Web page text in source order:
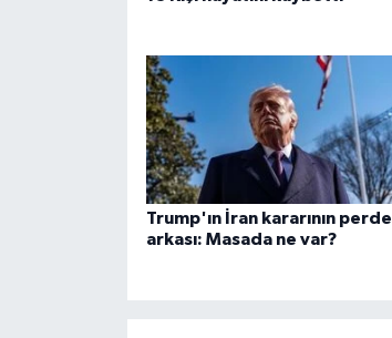
Trump'ın İran kararının perde
arkası: Masada ne var?